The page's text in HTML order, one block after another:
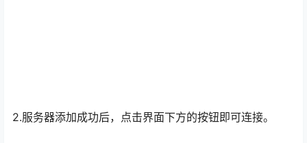
2.服务器添加成功后，点击界面下方的按钮即可连接。